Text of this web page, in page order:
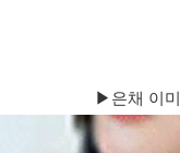
▶은채 이